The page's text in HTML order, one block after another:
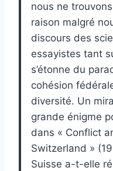
nous ne
raison malgré
discours des
essayistes tant
s’étonne du
cohésion
diversité. Un
grande énigme
dans « Conflict
Switzerland »
Suisse a-t-elle